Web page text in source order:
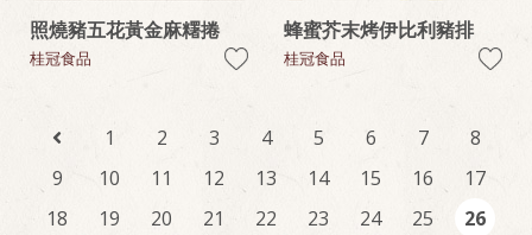
照燒豬五花黃金麻糬捲
桂冠食品
蜂蜜芥末烤伊比利豬排
桂冠食品
1 2 3 4 5 6 7
8
9
10 11 12 13 14 15 16
17
18
19 20 21 22 23 24 25
26